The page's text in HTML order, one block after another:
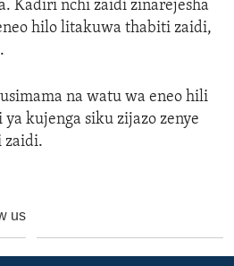
Kadiri nchi zaidi zinarejesha
hilo litakuwa thabiti zaidi,
na watu wa eneo hili
kujenga siku zijazo zenye
zaidi.
us